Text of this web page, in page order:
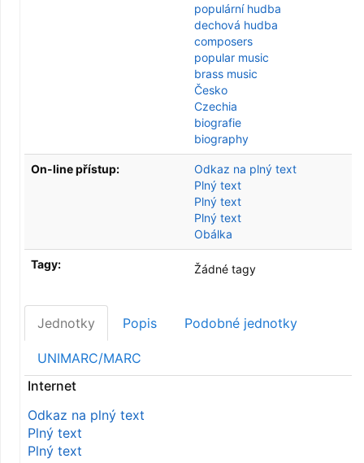
populární hudba
dechová hudba
composers
popular music
brass music
Česko
Czechia
biografie
biography
On-line přístup:
Odkaz na plný text
Plný text
Plný text
Plný text
Obálka
Tagy: Žádné tagy
Jednotky Popis Podobné jednotky
UNIMARC/MARC
Internet
Odkaz na plný text
Plný text
Plný text